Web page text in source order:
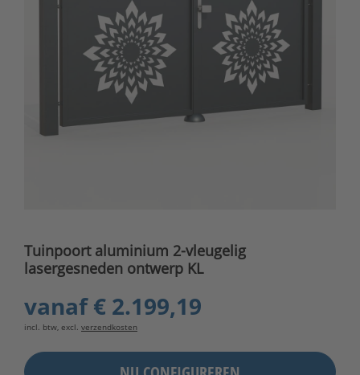
Tuinpoort aluminium 2-vleugelig
lasergesneden ontwerp KL
vanaf€ 2.199,19
incl. btw, excl. verzendkosten